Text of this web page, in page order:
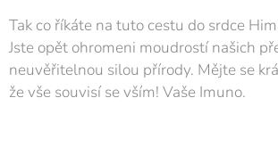
Tak co říkáte na tuto cestu do srdce
Jste opět ohromeni moudrostí našich
neuvěřitelnou silou přírody. Mějte se
že vše souvisí se vším! Vaše Imuno.